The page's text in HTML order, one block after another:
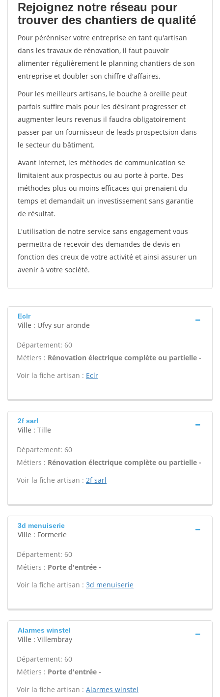
Rejoignez notre réseau pour
trouver des chantiers de qualité
Pour pérénniser votre entreprise en tant qu'artisan
dans les travaux de rénovation, il faut pouvoir
alimenter régulièrement le planning chantiers de son
entreprise et doubler son chiffre d'affaires.
Pour les meilleurs artisans, le bouche à oreille peut
parfois suffire mais pour les désirant progresser et
augmenter leurs revenus il faudra obligatoirement
passer par un fournisseur de leads prospectsion dans
le secteur du bâtiment.
Avant internet, les méthodes de communication se
limitaient aux prospectus ou au porte à porte. Des
méthodes plus ou moins efficaces qui prenaient du
temps et demandait un investissement sans garantie
de résultat.
L'utilisation de notre service sans engagement vous
permettra de recevoir des demandes de devis en
fonction des creux de votre activité et ainsi assurer un
avenir à votre société.
Eclr
Ville : Ufvy sur aronde
Département: 60
Métiers : Rénovation électrique complète ou partielle -
Voir la fiche artisan : Eclr
2f sarl
Ville : Tille
Département: 60
Métiers : Rénovation électrique complète ou partielle -
Voir la fiche artisan : 2f sarl
3d menuiserie
Ville : Formerie
Département: 60
Métiers : Porte d'entrée -
Voir la fiche artisan : 3d menuiserie
Alarmes winstel
Ville : Villembray
Département: 60
Métiers : Porte d'entrée -
Voir la fiche artisan : Alarmes winstel